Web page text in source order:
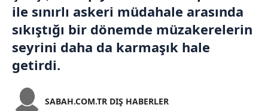
ile sınırlı askeri müdahale arasında
sıkıştığı bir dönemde müzakerelerin
seyrini daha da karmaşık hale
getirdi.
SABAH.COM.TR DIŞ HABERLER